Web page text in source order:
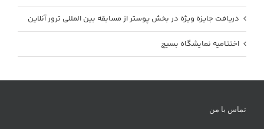
دریافت جایزه ویژه در بخش پوستر از مسابقه بین المللی ترور آنلاین
اختتامیه نمایشگاه بسیج
تماس با من